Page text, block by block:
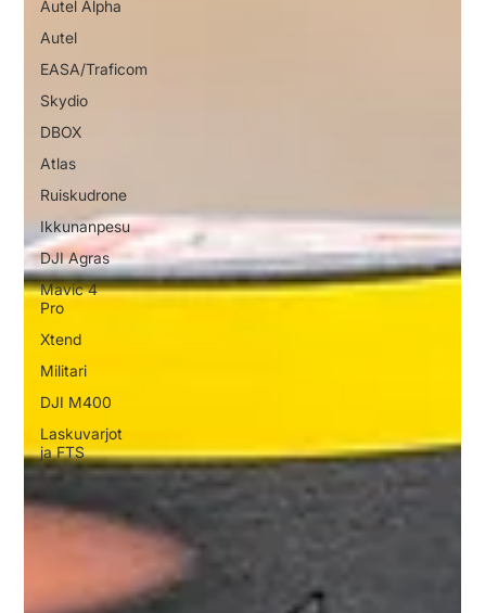
Autel Alpha
Autel
EASA/Traficom
Skydio
DBOX
Atlas
Ruiskudrone
Ikkunanpesu
DJI Agras
Mavic 4
Pro
Xtend
Militari
DJI M400
Laskuvarjot
ja FTS